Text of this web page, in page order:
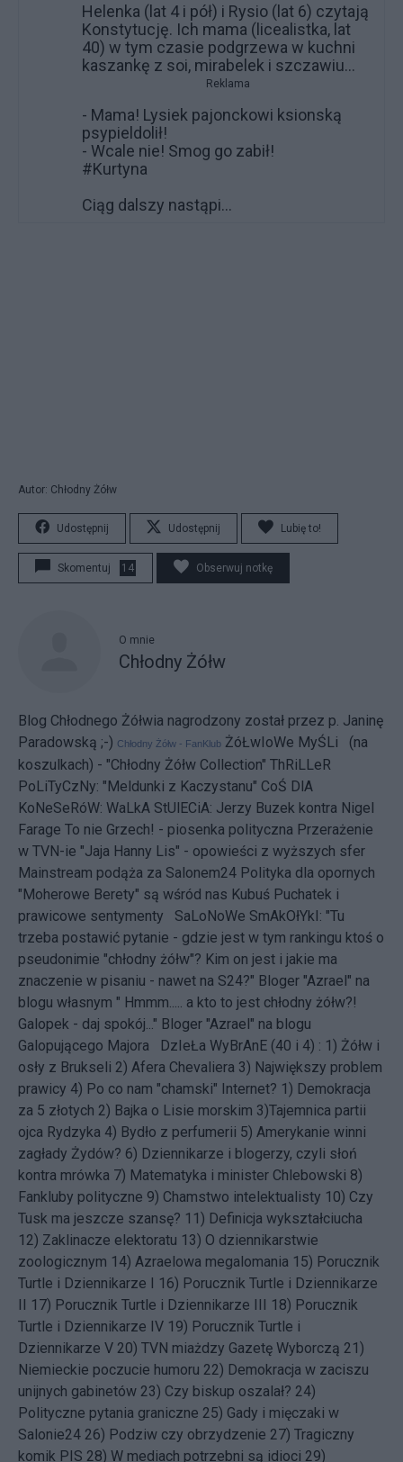
Helenka (lat 4 i pół) i Rysio (lat 6) czytają
Konstytucję. Ich mama (licealistka, lat
40) w tym czasie podgrzewa w kuchni
kaszankę z soi, mirabelek i szczawiu...
Reklama
- Mama! Lysiek pajonckowi ksionską
psypieldolił!
- Wcale nie! Smog go zabił!
#Kurtyna
Ciąg dalszy nastąpi...
Autor: Chłodny Żółw
Udostępnij Udostępnij Lubię to!
Skomentuj 14 Obserwuj notkę
O mnie
Chłodny Żółw
Blog Chłodnego Żółwia nagrodzony został przez p. Janinę
Paradowską ;-) Chłodny Żółw - FanKlub ŻóŁwIoWe MyŚLi (na
koszulkach) - "Chłodny Żółw Collection" ThRiLLeR
PoLiTyCzNy: "Meldunki z Kaczystanu" CoŚ DlA
KoNeSeRóW: WaLkA StUlECiA: Jerzy Buzek kontra Nigel
Farage To nie Grzech! - piosenka polityczna Przerażenie
w TVN-ie "Jaja Hanny Lis" - opowieści z wyższych sfer
Mainstream podąża za Salonem24 Polityka dla opornych
"Moherowe Berety" są wśród nas Kubuś Puchatek i
prawicowe sentymenty SaLoNoWe SmAkOłYkI: "Tu
trzeba postawić pytanie - gdzie jest w tym rankingu ktoś o
pseudonimie "chłodny żółw"? Kim on jest i jakie ma
znaczenie w pisaniu - nawet na S24?" Bloger "Azrael" na
blogu własnym " Hmmm..... a kto to jest chłodny żółw?!
Galopek - daj spokój..." Bloger "Azrael" na blogu
Galopującego Majora DzIeŁa WyBrAnE (40 i 4) : 1) Żółw i
osły z Brukseli 2) Afera Chevaliera 3) Największy problem
prawicy 4) Po co nam "chamski" Internet? 1) Demokracja
za 5 złotych 2) Bajka o Lisie morskim 3)Tajemnica partii
ojca Rydzyka 4) Bydło z perfumerii 5) Amerykanie winni
zagłady Żydów? 6) Dziennikarze i blogerzy, czyli słoń
kontra mrówka 7) Matematyka i minister Chlebowski 8)
Fankluby polityczne 9) Chamstwo intelektualisty 10) Czy
Tusk ma jeszcze szansę? 11) Definicja wykształciucha
12) Zaklinacze elektoratu 13) O dziennikarstwie
zoologicznym 14) Azraelowa megalomania 15) Porucznik
Turtle i Dziennikarze I 16) Porucznik Turtle i Dziennikarze
II 17) Porucznik Turtle i Dziennikarze III 18) Porucznik
Turtle i Dziennikarze IV 19) Porucznik Turtle i
Dziennikarze V 20) TVN miażdzy Gazetę Wyborczą 21)
Niemieckie poczucie humoru 22) Demokracja w zaciszu
unijnych gabinetów 23) Czy biskup oszalał? 24)
Polityczne pytania graniczne 25) Gady i mięczaki w
Salonie24 26) Podziw czy obrzydzenie 27) Tragiczny
komik PIS 28) W mediach potrzebni są idioci 29)